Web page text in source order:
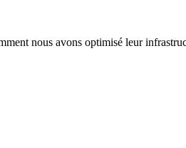
nous avons optimisé leur